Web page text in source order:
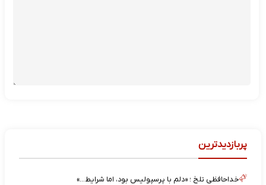
پربازدیدترین
خداحافظی تلخ ؛ «دلم با پرسپولیس بود، اما شرایط…»